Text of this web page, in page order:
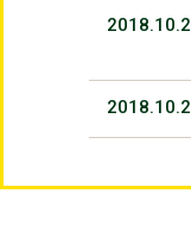
2018.10.2
2018.10.2